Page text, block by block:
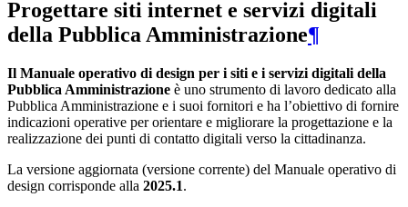
Progettare siti internet e servizi digitali
della Pubblica Amministrazione¶
Il Manuale operativo di design per i siti e i servizi digitali della
Pubblica Amministrazione è uno strumento di lavoro dedicato alla
Pubblica Amministrazione e i suoi fornitori e ha l’obiettivo di fornire
indicazioni operative per orientare e migliorare la progettazione e la
realizzazione dei punti di contatto digitali verso la cittadinanza.
La versione aggiornata (versione corrente) del Manuale operativo di
design corrisponde alla 2025.1.